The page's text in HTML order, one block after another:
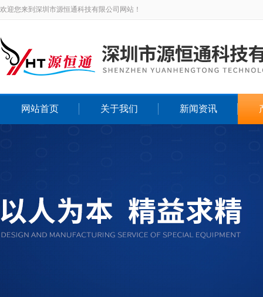
欢迎您来到深圳市源恒通科技有限公司网站！
网站首页 关于我们 新闻资讯